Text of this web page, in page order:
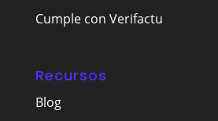
Cumple con Verifactu
Recursos
Blog